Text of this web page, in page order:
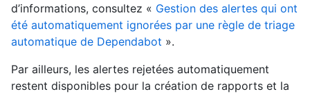
d’informations, consultez « Gestion des alertes qui ont
été automatiquement ignorées par une règle de triage
automatique de Dependabot ».
Par ailleurs, les alertes rejetées automatiquement
restent disponibles pour la création de rapports et la